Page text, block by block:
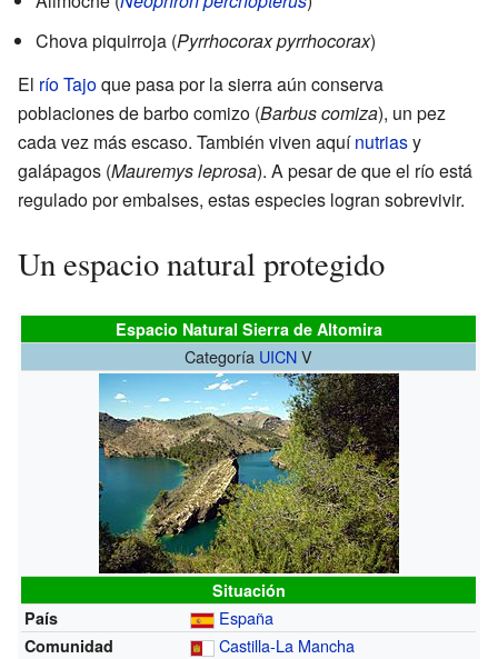
Chova piquirroja (Pyrrhocorax pyrrhocorax)
El río Tajoque pasa por la sierra aún conserva
poblaciones de barbo comizo (Barbus comiza), un pez
cada vez más escaso. También viven aquínutriasy
galápagos (Mauremys leprosa). A pesar de que el río está
regulado por embalses, estas especies logran sobrevivir.
Un espacio natural protegido
Espacio Natural Sierra de Altomira
Categoría UICNV
Situación
País
España
Comunidad Castilla-La Mancha